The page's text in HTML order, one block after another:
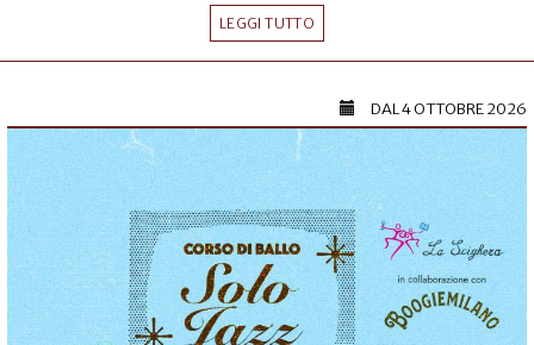
LEGGI TUTTO
DAL4 OTTOBRE 2026